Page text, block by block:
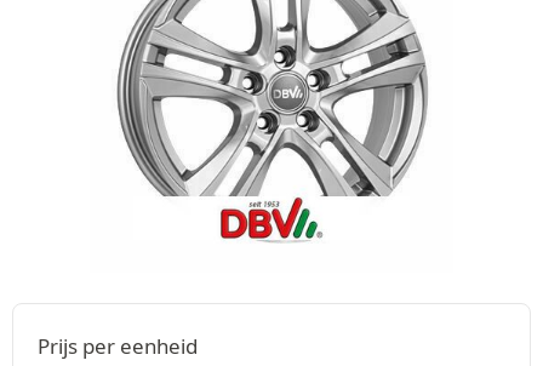
Prijs per eenheid